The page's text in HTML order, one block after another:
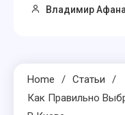
Владимир
Home
Статьи
Как Правильно